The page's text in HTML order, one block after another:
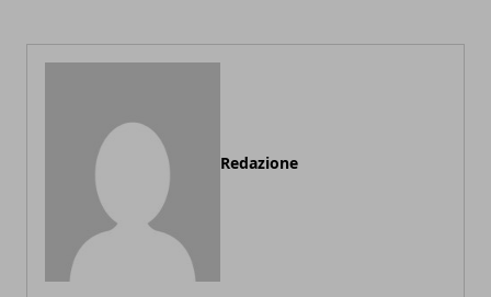
Redazione